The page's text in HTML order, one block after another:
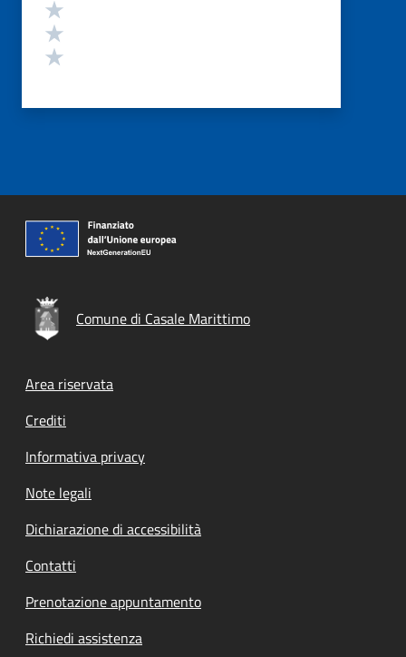
Comune di Casale Marittimo
Footer menu
Area riservata
Crediti
Informativa privacy
Note legali
Dichiarazione di accessibilità
Contatti
Prenotazione appuntamento
Richiedi assistenza